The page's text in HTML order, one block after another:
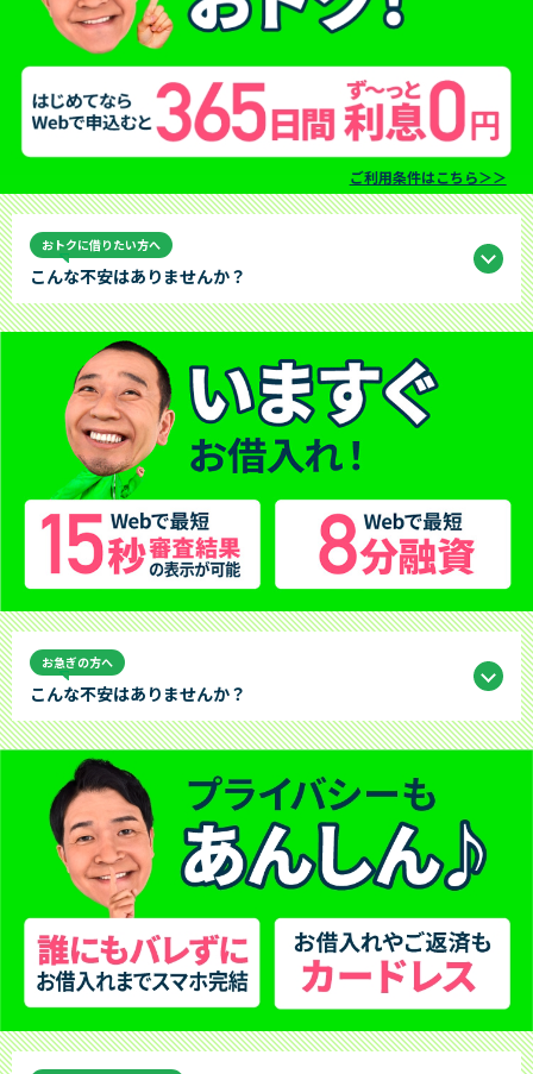
ご利用条件はこちら＞＞
おトクに借りたい方へ
こんな不安はありませんか？
お急ぎの方へ
こんな不安はありませんか？